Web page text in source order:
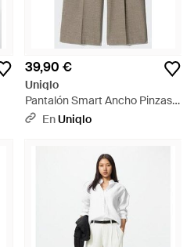
39,90 €
Uniqlo
Pantalón Smart Ancho Pinzas
Cuadros - Neutro
EnUniqlo